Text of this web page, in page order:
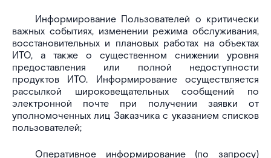
Информирование Пользователей о критически
важных событиях, изменении режима обслуживания,
восстановительных и плановых работах на объектах
ИТО, а также о существенном снижении уровня
предоставления или полной недоступности
продуктов ИТО. Информирование осуществляется
рассылкой широковещательных сообщений по
электронной почте при получении заявки от
уполномоченных лиц Заказчика с указанием списков
пользователей;
Оперативное информирование (по запросу)